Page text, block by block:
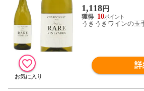
ク シャルドネ100
1,118円
10
うきうきワインの玉
詳